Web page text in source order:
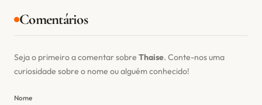
Comentários
Seja o primeiro a comentar sobre Thaise. Conte-nos uma
curiosidade sobre o nome ou alguém conhecido!
Nome